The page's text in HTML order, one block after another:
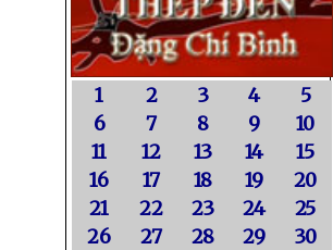
1 2 3 4
5
6
7 8 9
10
11
12 13 14
15
16
17 18 19
20
21
22 23 24
25
26
27 28 29
30